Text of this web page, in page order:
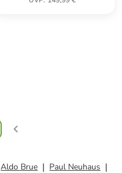
Aldo Brue
Paul Neuhaus